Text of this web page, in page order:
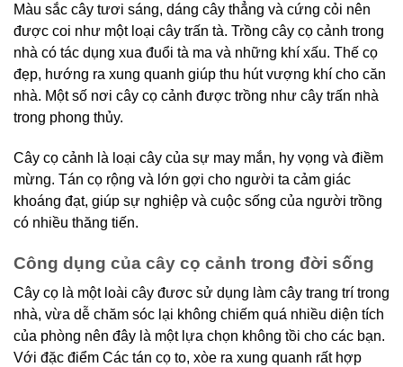
Màu sắc cây tươi sáng, dáng cây thẳng và cứng cỏi nên
được coi như một loại cây trấn tà. Trồng cây cọ cảnh trong
nhà có tác dụng xua đuổi tà ma và những khí xấu. Thế cọ
đẹp, hướng ra xung quanh giúp thu hút vượng khí cho căn
nhà. Một số nơi cây cọ cảnh được trồng như cây trấn nhà
trong phong thủy.
Cây cọ cảnh là loại cây của sự may mắn, hy vọng và điềm
mừng. Tán cọ rộng và lớn gợi cho người ta cảm giác
khoáng đạt, giúp sự nghiệp và cuộc sống của người trồng
có nhiều thăng tiến.
Công dụng của cây cọ cảnh trong đời sống
Cây cọ là một loài cây đươc sử dụng làm cây trang trí trong
nhà, vừa dễ chăm sóc lại không chiếm quá nhiều diện tích
của phòng nên đây là một lựa chọn không tồi cho các bạn.
Với đặc điểm Các tán cọ to, xòe ra xung quanh rất hợp